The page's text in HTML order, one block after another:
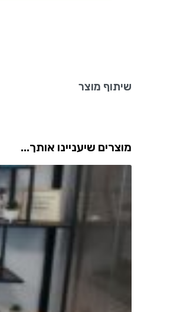
שיתוף מוצר
מוצרים שיעניינו אותך...